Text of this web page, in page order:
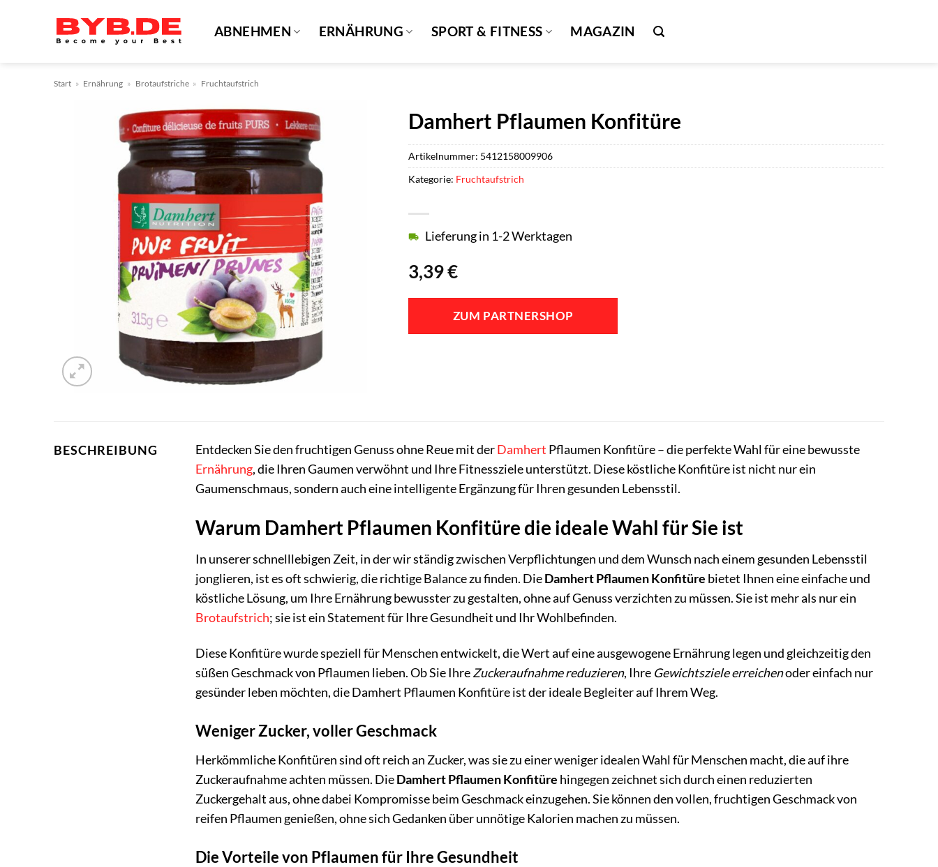
ABNEHMEN ERNÄHRUNG SPORT & FITNESS MAGAZIN
Start » Ernährung » Brotaufstriche » Fruchtaufstrich
Damhert Pflaumen Konfitüre
3,39€
Lieferung in 1-2 Werktagen
ZUM PARTNERSHOP
Artikelnummer: 5412158009906
Kategorie: Fruchtaufstrich
BESCHREIBUNG Entdecken Sie den fruchtigen Genuss ohne Reue mit derDamhert Pflaumen Konfitüre – die perfekte Wahl für eine bewusste
Ernährung, die Ihren Gaumen verwöhnt und Ihre Fitnessziele unterstützt. Diese köstliche Konfitüre ist nicht nur ein
Gaumenschmaus, sondern auch eine intelligente Ergänzung für Ihren gesunden Lebensstil.
Warum Damhert Pflaumen Konfitüre die ideale Wahl für Sie ist
In unserer schnelllebigen Zeit, in der wir ständig zwischen Verpflichtungen und dem Wunsch nach einem gesunden Lebensstil
jonglieren, ist es oft schwierig, die richtige Balance zu finden. DieDamhert Pflaumen Konfitüre bietet Ihnen eine einfache und
köstliche Lösung, um Ihre Ernährung bewusster zu gestalten, ohne auf Genuss verzichten zu müssen. Sie ist mehr als nur ein
Brotaufstrich; sie ist ein Statement für Ihre Gesundheit und Ihr Wohlbefinden.
Diese Konfitüre wurde speziell für Menschen entwickelt, die Wert auf eine ausgewogene Ernährung legen und gleichzeitig den
süßen Geschmack von Pflaumen lieben. Ob Sie IhreZuckeraufnahme reduzieren, Ihre Gewichtsziele erreichenoder einfach nur
gesünder leben möchten, die Damhert Pflaumen Konfitüre ist der ideale Begleiter auf Ihrem Weg.
Weniger Zucker, voller Geschmack
Herkömmliche Konfitüren sind oft reich an Zucker, was sie zu einer weniger idealen Wahl für Menschen macht, die auf ihre
Zuckeraufnahme achten müssen. DieDamhert Pflaumen Konfitüre hingegen zeichnet sich durch einen reduzierten
Zuckergehalt aus, ohne dabei Kompromisse beim Geschmack einzugehen. Sie können den vollen, fruchtigen Geschmack von
reifen Pflaumen genießen, ohne sich Gedanken über unnötige Kalorien machen zu müssen.
Die Vorteile von Pflaumen für Ihre Gesundheit